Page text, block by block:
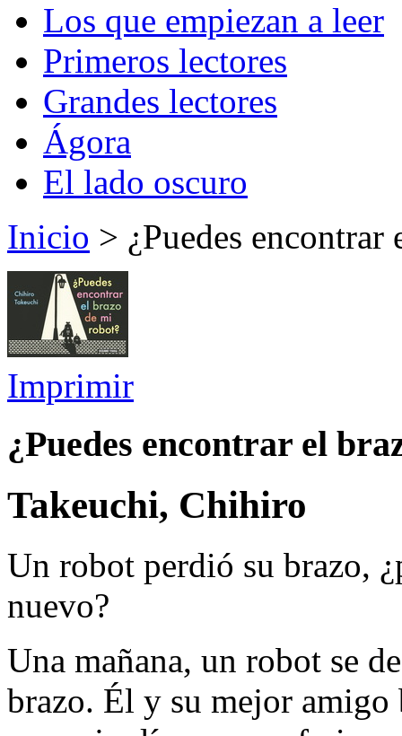
Los que empiezan a leer
Primeros lectores
Grandes lectores
Ágora
El lado oscuro
Inicio > ¿Puedes
Imprimir
¿Puedes encontrar el
Takeuchi, Chihiro
Un robot perdió su brazo,
nuevo?
Una mañana, un robot se
brazo. Él y su mejor amigo